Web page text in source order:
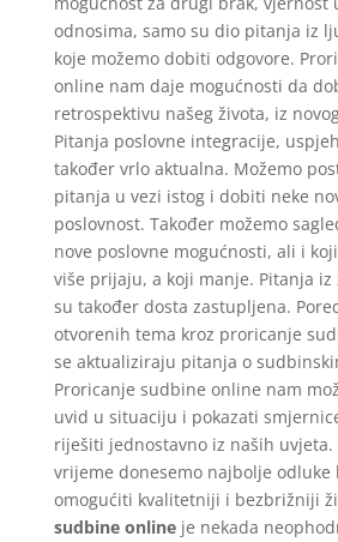
odnosima, samo su dio pitanja iz
koje možemo dobiti odgovore.
online nam daje mogućnosti da
retrospektivu našeg života, iz
Pitanja poslovne integracije,
također vrlo aktualna. Možemo
pitanja u vezi istog i dobiti neke
poslovnost. Također možemo
nove poslovne mogućnosti, ali i
više prijaju, a koji manje. Pitanja
su također dosta zastupljena.
otvorenih tema kroz proricanje
se aktualiziraju pitanja o
Proricanje sudbine online nam
uvid u situaciju i pokazati
riješiti jednostavno iz naših uvjeta.
vrijeme donesemo najbolje odluke
omogućiti kvalitetniji i bezbrižniji
sudbine onlineje nekada